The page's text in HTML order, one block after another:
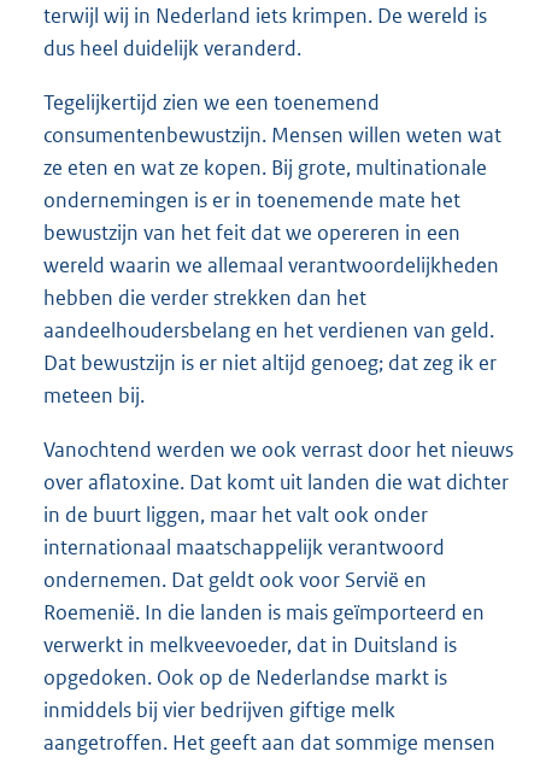
terwijl wij in Nederland iets krimpen. De wereld is
dus heel duidelijk veranderd.
Tegelijkertijd zien we een toenemend
consumentenbewustzijn. Mensen willen weten wat
ze eten en wat ze kopen. Bij grote, multinationale
ondernemingen is er in toenemende mate het
bewustzijn van het feit dat we opereren in een
wereld waarin we allemaal verantwoordelijkheden
hebben die verder strekken dan het
aandeelhoudersbelang en het verdienen van geld.
Dat bewustzijn is er niet altijd genoeg; dat zeg ik er
meteen bij.
Vanochtend werden we ook verrast door het nieuws
over aflatoxine. Dat komt uit landen die wat dichter
in de buurt liggen, maar het valt ook onder
internationaal maatschappelijk verantwoord
ondernemen. Dat geldt ook voor Servië en
Roemenië. In die landen is mais geïmporteerd en
verwerkt in melkveevoeder, dat in Duitsland is
opgedoken. Ook op de Nederlandse markt is
inmiddels bij vier bedrijven giftige melk
aangetroffen. Het geeft aan dat sommige mensen